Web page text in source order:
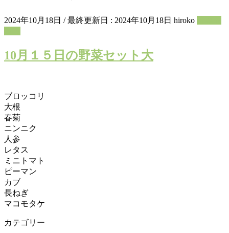
2024年10月18日 / 最終更新日 : 2024年10月18日 hiroko
10月１５日の野菜セット大
ブロッコリ
大根
春菊
ニンニク
人参
レタス
ミニトマト
ピーマン
カブ
長ねぎ
マコモタケ
カテゴリー